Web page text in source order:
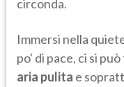
circonda.
Immersi nella
po' di pace, ci si
aria pulita e